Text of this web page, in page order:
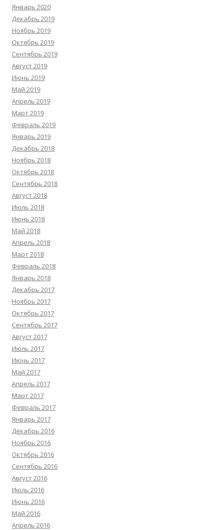
Январь 2020
Декабрь 2019
Ноябрь 2019
Октябрь 2019
Сентябрь 2019
Август 2019
Июнь 2019
Май 2019
Апрель 2019
Март 2019
Февраль 2019
Январь 2019
Декабрь 2018
Ноябрь 2018
Октябрь 2018
Сентябрь 2018
Август 2018
Июль 2018
Июнь 2018
Май 2018
Апрель 2018
Март 2018
Февраль 2018
Январь 2018
Декабрь 2017
Ноябрь 2017
Октябрь 2017
Сентябрь 2017
Август 2017
Июль 2017
Июнь 2017
Май 2017
Апрель 2017
Март 2017
Февраль 2017
Январь 2017
Декабрь 2016
Ноябрь 2016
Октябрь 2016
Сентябрь 2016
Август 2016
Июль 2016
Июнь 2016
Май 2016
Апрель 2016